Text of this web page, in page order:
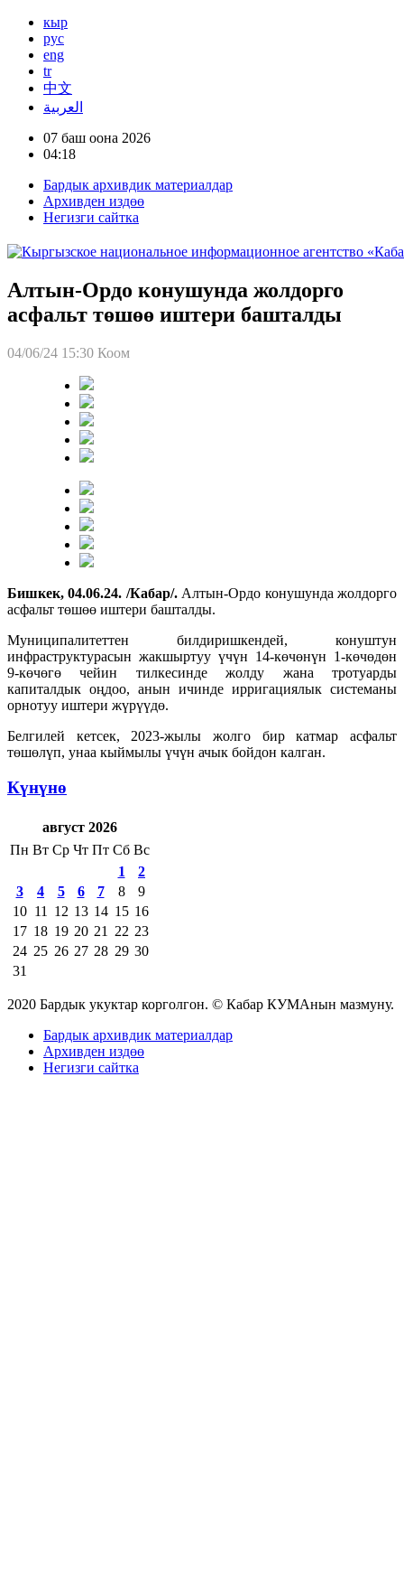
кыр
рус
eng
tr
中文
العربية
07 баш оона 2026
04:18
Бардык архивдик материалдар
Архивден издөө
Негизги сайтка
Алтын-Ордо конушунда жолдорго
асфальт төшөө иштери башталды
04/06/24 15:30 Коом
Бишкек, 04.06.24. /Кабар/. Алтын-Ордо конушунда жолдорго
асфальт төшөө иштери башталды.
Муниципалитеттен билдиришкендей, конуштун
инфраструктурасын жакшыртуу үчүн 14-көчөнүн 1-көчөдөн
9-көчөгө чейин тилкесинде жолду жана тротуарды
капиталдык оңдоо, анын ичинде ирригациялык системаны
орнотуу иштери жүрүүдө.
Белгилей кетсек, 2023-жылы жолго бир катмар асфальт
төшөлүп, унаа кыймылы үчүн ачык бойдон калган.
Күнүнө
август 2026
Пн Вт Ср Чт Пт Сб Вс
1
2
3
4 5 6 7 8
9
10 11 12 13 14 15 16
17 18 19 20 21 22 23
24 25 26 27 28 29 30
31
2020 Бардык укуктар корголгон. © Кабар КУМАнын мазмуну.
Бардык архивдик материалдар
Архивден издөө
Негизги сайтка